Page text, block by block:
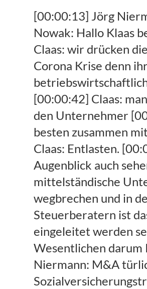
[00:00:13] Jörg Niermann: Morgen Klaus ich grüße dich. [00:00:15] Claas: Hallo Stefan wie geht's. [00:00:17] Stefan Nowak: Hallo Klaas bestens. [00:00:20] Claas: Bestens um etwas eingeschränkt durch eine Zahn-OP aber [00:00:24] Claas: wir drücken die Daumen wir wollen sprechen über betriebswirtschaftliche Beratung jetzt auch in Zeiten der Corona Krise denn ihr habt einen Tool auf der better Business das Kanzleien unterstützt bei der [00:00:36] Claas: betriebswirtschaftliche Beratung dieses Tool holt sich Daten aus Buchhaltungssystem bzw man kann sie auch, [00:00:42] Claas: manuell importieren analysiert diese Zahlen und liefert daraufhin auch Handlungsempfehlungen an den Unternehmer [00:00:49] Claas: und damit der die auch kompetent umgesetzt bekommt macht man das am besten zusammen mit der Kanzlei wie könnte ich jetzt in dieser Situation mit eurem Tool die Kanzleien. [00:00:59] Claas: Entlasten. [00:01:01] Jörg Niermann: Der Fleischer Beginner einmal die Situation zu beschreiben die wir im Augenblick auch sehen und geschildert bekommen durch die covid-19 Pandemie geraten zunehmend viele mittelständische Unternehmen [00:01:13] Jörg Niermann: unverschuldet in der Krisensituation wo Umsätze wegbrechen und in der Folge Liquidität einfach knapp wird und das was wir jetzt gerade natürlich sehen bei den Steuerberatern ist das in letzten vor allem zwei Wochen [00:01:26] Jörg Niermann: wifi viele Maßnahmen eingeleitet werden seitens der Steuerberater [00:01:30] Jörg Niermann: so Liquiditätssicherung da gibt es im Wesentlichen darum Kurzarbeitergeld zu beantragen gleichzeitig die Personalkosten zu senken, [00:01:38] Jörg Niermann: M&A türlich auch Stundungsantrag zu stellen um entsprechende Steuerzahlung oder auch Zahlung an die Sozialversicherungsträger